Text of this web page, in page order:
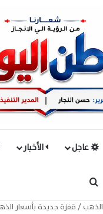
عاجل الأخبار
تسجيل الدخول
الذهب/قفزة جديدة بأسعار الذهب في